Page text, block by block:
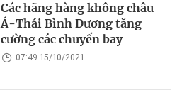
Các hãng hàng không châu
Á-Thái Bình Dương tăng
cường các chuyến bay
07:49 15/10/2021